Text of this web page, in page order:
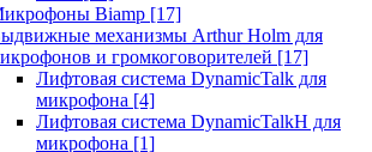
Biamp [17]
механизмы Arthur Holm для
и громкоговорителей [17]
Лифтовая система DynamicTalk для
микрофона [4]
Лифтовая система DynamicTalkH для
микрофона [1]